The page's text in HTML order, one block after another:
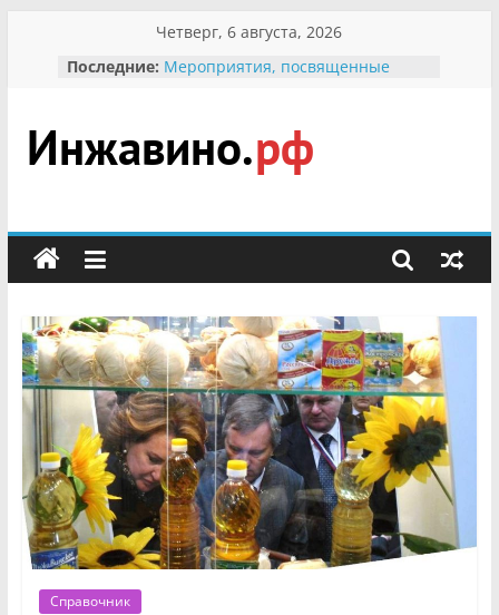
содержимому
Четверг, 6 августа, 2026
Последние: Мероприятия, посвященные
гражданин Инжавинского округа»
участнице Великой
Отечественной, фронтовичке
Безопасность в сети Интернет
мероприятии «Сохраним
первоцветы!»
В вольере Воронинского
заповедника родились крапчатые
суслики
Инжавино.рф
сельский
портал
Справочник